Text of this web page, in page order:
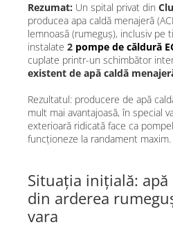
Rezumat: Un spital privat din
producea apa caldă menajeră
lemnoasă (rumeguș), inclusiv pe
instalate 2 pompe de căldură
cuplate printr-un schimbător
existent de apă caldă
Rezultatul: producere de apă
mult mai avantajoasă, în special
exterioară ridicată face ca
funcționeze la randament maxim.
Situația inițială:
din arderea
vara